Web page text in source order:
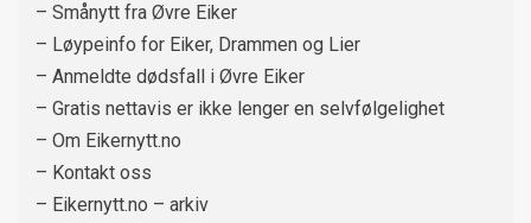
– Smånytt fra Øvre Eiker
– Løypeinfo for Eiker, Drammen og Lier
– Anmeldte dødsfall i Øvre Eiker
– Gratis nettavis er ikke lenger en selvfølgelighet
– Om Eikernytt.no
– Kontakt oss
– Eikernytt.no – arkiv